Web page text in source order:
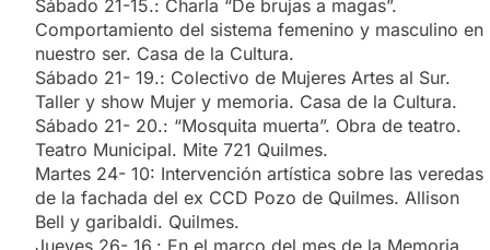
Sábado 21-15.: Charla “De brujas a magas”.
Comportamiento del sistema femenino y masculino en
nuestro ser. Casa de la Cultura.
Sábado 21- 19.: Colectivo de Mujeres Artes al Sur.
Taller y show Mujer y memoria. Casa de la Cultura.
Sábado 21- 20.: “Mosquita muerta”. Obra de teatro.
Teatro Municipal. Mite 721 Quilmes.
Martes 24- 10: Intervención artística sobre las veredas
de la fachada del ex CCD Pozo de Quilmes. Allison
Bell y garibaldi. Quilmes.
Jueves 26- 16.: En el marco del mes de la Memoria,